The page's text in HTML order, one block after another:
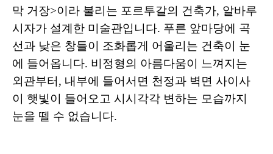
막 거장>이라 불리는 포르투갈의 건축가, 알바루
시자가 설계한 미술관입니다. 푸른 앞마당에 곡
선과 낮은 창들이 조화롭게 어울리는 건축이 눈
에 들어옵니다. 비정형의 아름다움이 느껴지는
외관부터, 내부에 들어서면 천정과 벽면 사이사
이 햇빛이 들어오고 시시각각 변하는 모습까지
눈을 뗄 수 없습니다.